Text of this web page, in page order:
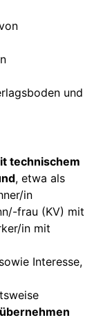
und
technischem
, etwa als
in
frau (KV) mit
in mit
sowie Interesse,